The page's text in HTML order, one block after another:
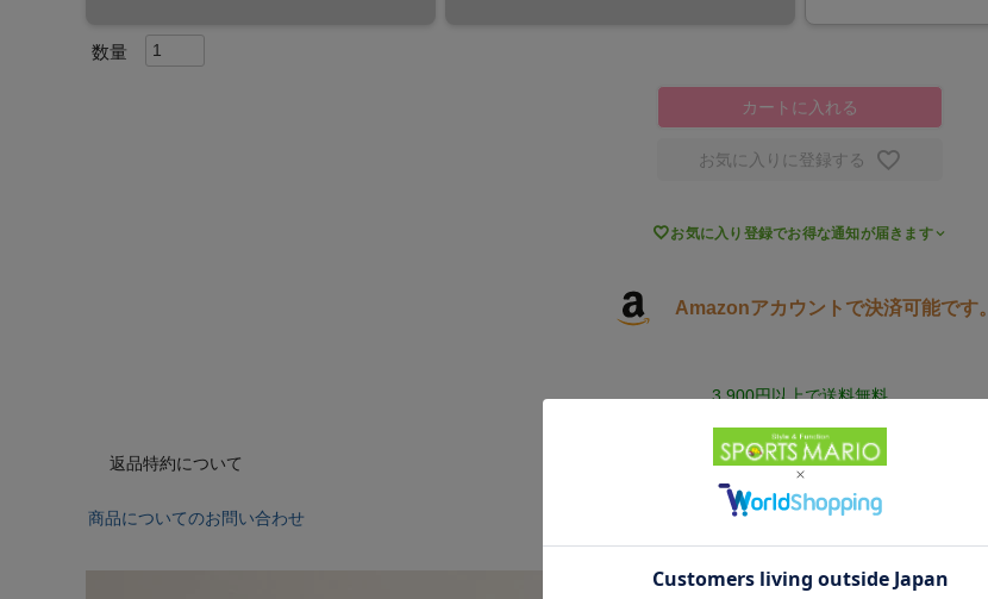
カートに入れる
お気に入りに登録する
お気に入り登録でお得な通知が届きます
Amazonアカウントで決済可能です。
3,900円以上で送料無料
返品特約について
商品についてのお問い合わせ